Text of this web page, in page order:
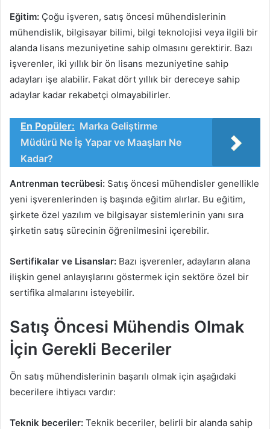
Eğitim: Çoğu işveren, satış öncesi mühendislerinin
mühendislik, bilgisayar bilimi, bilgi teknolojisi veya ilgili bir
alanda lisans mezuniyetine sahip olmasını gerektirir. Bazı
işverenler, iki yıllık bir ön lisans mezuniyetine sahip
adayları işe alabilir. Fakat dört yıllık bir dereceye sahip
adaylar kadar rekabetçi olmayabilirler.
En Popüler: Marka Geliştirme
Müdürü Ne İş Yapar ve Maaşları Ne
Kadar?
Antrenman tecrübesi: Satış öncesi mühendisler genellikle
yeni işverenlerinden iş başında eğitim alırlar. Bu eğitim,
şirkete özel yazılım ve bilgisayar sistemlerinin yanı sıra
şirketin satış sürecinin öğrenilmesini içerebilir.
Sertifikalar ve Lisanslar: Bazı işverenler, adayların alana
ilişkin genel anlayışlarını göstermek için sektöre özel bir
sertifika almalarını isteyebilir.
Satış Öncesi Mühendis Olmak
İçin Gerekli Beceriler
Ön satış mühendislerinin başarılı olmak için aşağıdaki
becerilere ihtiyacı vardır:
Teknik beceriler: Teknik beceriler, belirli bir alanda sahip